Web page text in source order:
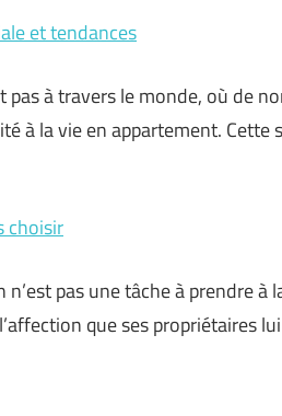
et tendances
à travers le monde, où de
à la vie en appartement. Cette
choisir
pas une tâche à prendre à
que ses propriétaires